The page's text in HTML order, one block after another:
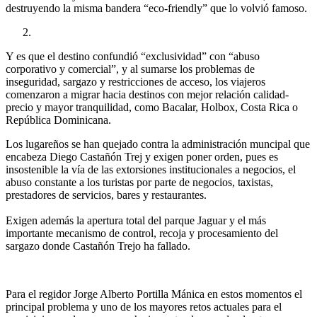
destruyendo la misma bandera “eco-friendly” que lo volvió famoso.
Y es que el destino confundió “exclusividad” con “abuso
corporativo y comercial”, y al sumarse los problemas de
inseguridad, sargazo y restricciones de acceso, los viajeros
comenzaron a migrar hacia destinos con mejor relación calidad-
precio y mayor tranquilidad, como Bacalar, Holbox, Costa Rica o
República Dominicana.
Los lugareños se han quejado contra la administración muncipal que
encabeza Diego Castañón Trej y exigen poner orden, pues es
insostenible la vía de las extorsiones institucionales a negocios, el
abuso constante a los turistas por parte de negocios, taxistas,
prestadores de servicios, bares y restaurantes.
Exigen además la apertura total del parque Jaguar y el más
importante mecanismo de control, recoja y procesamiento del
sargazo donde Castañón Trejo ha fallado.
Para el regidor Jorge Alberto Portilla Mánica en estos momentos el
principal problema y uno de los mayores retos actuales para el